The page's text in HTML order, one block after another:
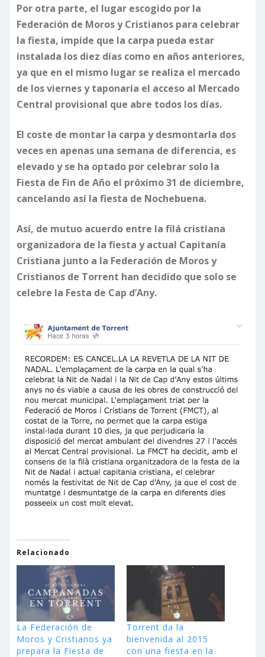
Por otra parte, el lugar escogido por la
Federación de Moros y Cristianos para celebrar
la fiesta, impide que la carpa pueda estar
instalada los diez días como en años anteriores,
ya que en el mismo lugar se realiza el mercado
de los viernes y taponaría el acceso al Mercado
Central provisional que abre todos los días.
El coste de montar la carpa y desmontarla dos
veces en apenas una semana de diferencia, es
elevado y se ha optado por celebrar solo la
Fiesta de Fin de Año el próximo 31 de diciembre,
cancelando así la fiesta de Nochebuena.
Así, de mutuo acuerdo entre la filá cristiana
organizadora de la fiesta y actual Capitanía
Cristiana junto a la Federación de Moros y
Cristianos de Torrent han decidido que solo se
celebre la Festa de Cap d’Any.
Relacionado
La Federación de
Moros y Cristianos ya
prepara la Fiesta de
Torrent da la
bienvenida al 2015
con una fiesta en la